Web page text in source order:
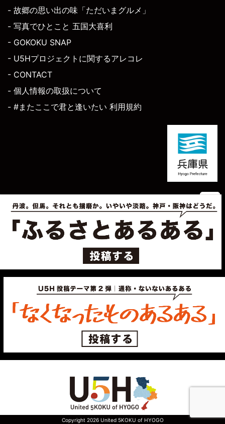
- 故郷の思い出の味「ただいまグルメ」
- 写真でひとこと 五国大喜利
- GOKOKU SNAP
- U5Hプロジェクトに関するアレコレ
- CONTACT
- 個人情報の取扱について
- #またここで君と逢いたい 利用規約
Copyright 2026 United 5KOKU of HYOGO